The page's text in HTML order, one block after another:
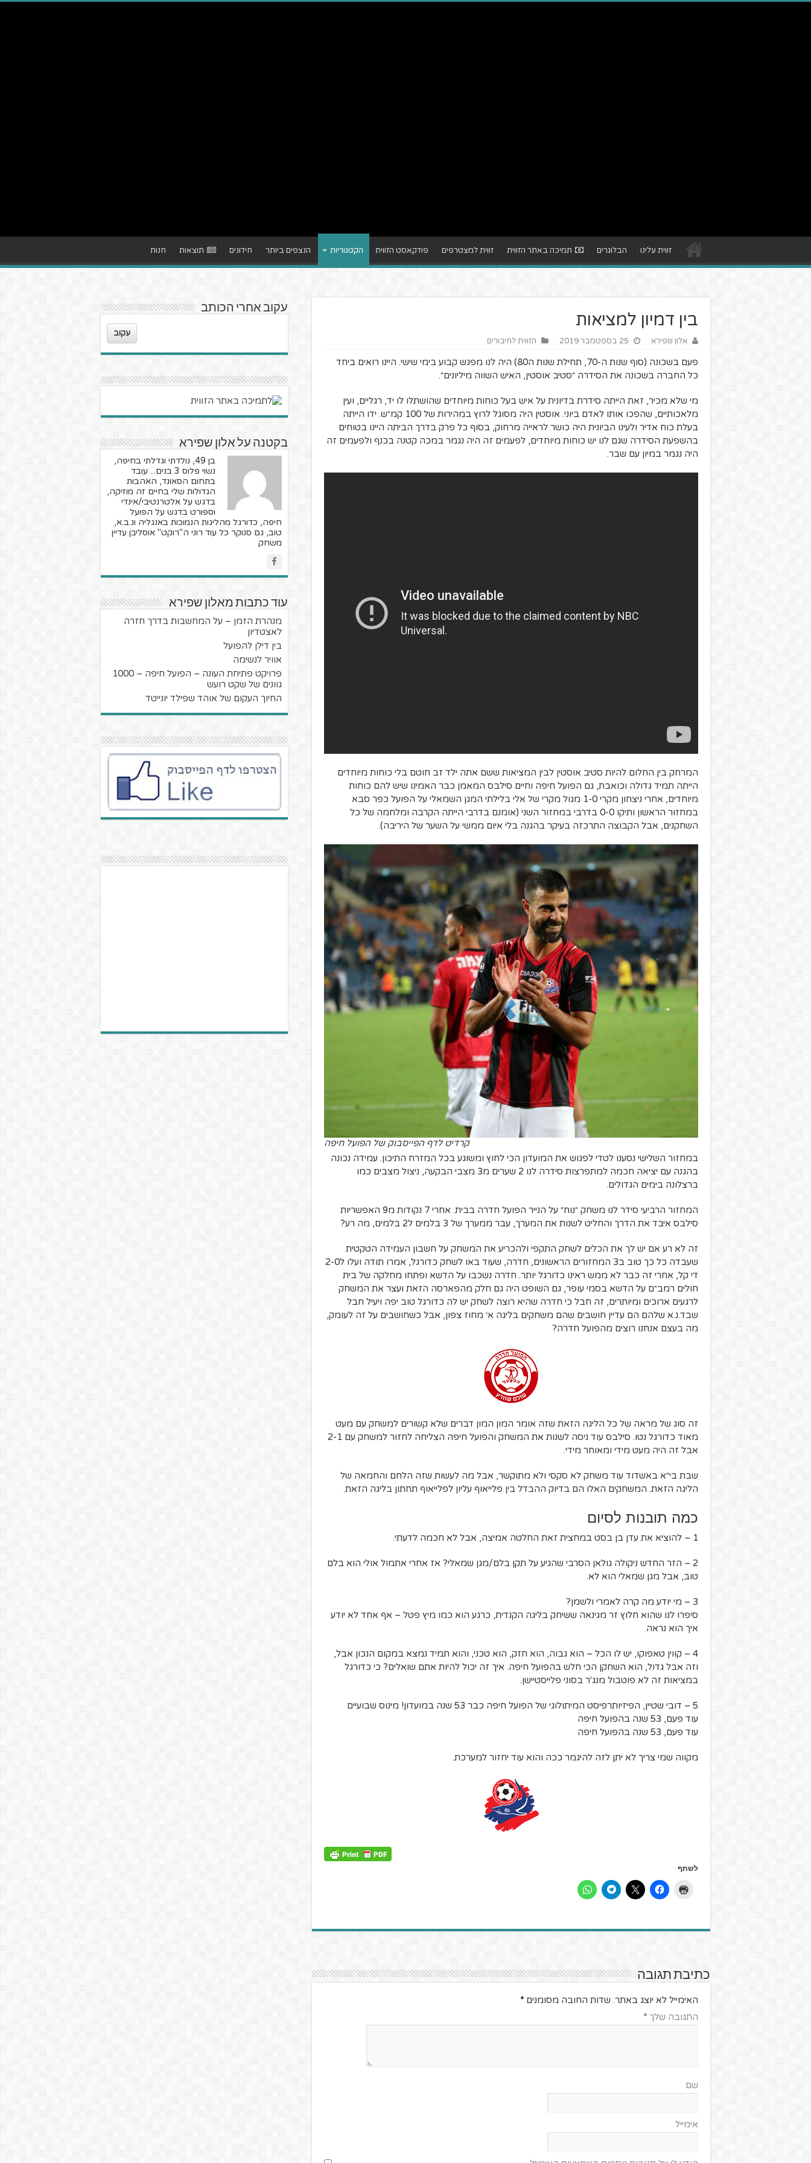
זווית עלינו הבלוגרים תמיכה באתר הזווית זווית למצטרפים פודקאסט הזווית הקטגוריות הנצפים ביותר חידונים תוצאות חנות
בין דמיון למציאות
אלון שפירא 25 בספטמבר 2019 הזווית לחיבורים
פעם בשכונה (סוף שנות ה-70, תחילת שנות ה80) היה לנו מפגש קבוע בימי שישי. היינו רואים ביחד
כל החברה בשכונה את הסידרה ״סטיב אוסטין, האיש השווה מיליונים״.
מי שלא מכיר, זאת הייתה סידרת בדיונית על איש בעל כוחות מיוחדים שהושתלו לו יד, רגליים, ועין
מלאכותיים, שהפכו אותו לאדם ביוני. אוסטין היה מסוגל לרוץ במהירות של 100 קמ״ש. ידו הייתה
בעלת כוח אדיר ולעינו הביונית היה כושר לראייה מרחוק, בסוף כל פרק בדרך הביתה היינו בטוחים
בהשפעת הסידרה שגם לנו יש כוחות מיוחדים, לפעמים זה היה נגמר במכה קטנה בכנף ולפעמים זה
היה נגמר במיון עם שבר.
המרחק בין החלום להיות סטיב אוסטין לבין המציאות ששם אתה ילד זב חוטם בלי כוחות מיוחדים
הייתה תמיד גדולה וכואבת, גם הפועל חיפה וחיים סילבס המאמן כבר האמינו שיש להם כוחות
מיוחדים, אחרי ניצחון מקרי 1-0 מגול מקרי של אלי בלילתי המגן השמאלי על הפועל כפר סבא
במחזור הראשון ותיקו 0-0 בדרבי במחזור השני (אומנם בדרבי הייתה הקרבה ומלחמה של כל
השחקנים, אבל הקבוצה התרכזה בעיקר בהגנה בלי איום ממשי על השער של היריבה).
קרדיט לדף הפייסבוק של הפועל חיפה
במחזור השלישי נסענו לטדי לפגוש את המועדון הכי לחוץ ומשוגע בכל המזרח התיכון. עמידה נכונה
בהגנה עם יציאה חכמה למתפרצות סידרה לנו 2 שערים מ3 מצבי הבקעה, ניצול מצבים כמו
ברצלונה בימים הגדולים.
המחזור הרביעי סידר לנו משחק ״נוח״ על הנייר הפועל חדרה בבית. אחרי 7 נקודות מ9 האפשריות
סילבס איבד את הדרך והחליט לשנות את המערך, עבר ממערך של 3 בלמים ל2 בלמים, מה רע?
זה לא רע אם יש לך את הכלים לשחק התקפי ולהכריע את המשחק על חשבון העמידה הטקטית
שעבדה כל כך טוב ב3 המחזורים הראשונים, חדרה, שעוד באו לשחק כדורגל, אמרו תודה ועלו ל2-0
די קל, אחרי זה כבר לא ממש ראינו כדורגל יותר. חדרה נשכבו על הדשא ופתחו מחלקה של בית
חולים רמב״ם על הדשא בסמי עופר, גם השופט היה גם חלק מהפארסה הזאת ועצר את המשחק
לרגעים ארוכים ומיותרים, זה חבל כי חדרה שהיא רוצה לשחק יש לה כדורגל טוב יפה ויעיל חבל
שבד.נ.א שלהם הם עדיין חושבים שהם משחקים בליגה א׳ מחוז צפון, אבל כשחושבים על זה לעומק,
מה בעצם אנחנו רוצים מהפועל חדרה?
זה סוג של מראה של כל הליגה הזאת שזה אומר המון המון דברים שלא קשורים למשחק עם מעט
מאוד כדורגל נטו. סילבס עוד ניסה לשנות את המשחק והפועל חיפה הצליחה לחזור למשחק עם 2-1
אבל זה היה מעט מידי ומאוחר מידי.
שבת בי״א באשדוד עוד משחק לא סקסי ולא מתוקשר, אבל מה לעשות שזה הלחם והחמאה של
הליגה הזאת. המשחקים האלו הם בדיוק ההבדל בין פלייאוף עליון לפלייאוף תחתון בליגה הזאת.
כמה תובנות לסיום
1 – להוציא את עדן בן בסט במחצית זאת החלטה אמיצה, אבל לא חכמה לדעתי.
2 – הזר החדש ניקולה גולאן הסרבי שהגיע על תקן בלם/מגן שמאלי? אז אחרי אתמול אולי הוא בלם
טוב, אבל מגן שמאלי הוא לא.
3 – מי יודע מה קרה לאמרי ולשמן?
סיפרו לנו שהוא חלוץ זר מגינאה ששיחק בליגה הקנדית, כרגע הוא כמו מיץ פטל – אף אחד לא יודע
איך הוא נראה.
4 – קווין טאפוקו, יש לו הכל – הוא גבוה, הוא חזק, הוא טכני, והוא תמיד נמצא במקום הנכון אבל,
וזה אבל גדול, הוא השחקן הכי חלש בהפועל חיפה. איך זה יכול להיות אתם שואלים? כי כדורגל
במציאות זה לא פוטבול מנג'ר בסוני פלייסטיישן.
5 – דובי שטיין, הפיזיותרפיסט המיתולוגי של הפועל חיפה כבר 53 שנה במועדון! מינוס שבועיים
עוד פעם, 53 שנה בהפועל חיפה
עוד פעם, 53 שנה בהפועל חיפה
מקווה שמי צריך לא יתן לזה להיגמר ככה והוא עוד יחזור למערכת.
לשתף
כתיבת תגובה
האימייל לא יוצג באתר. שדות החובה מסומנים *
התגובה שלך *
שם
אימייל
עקוב אחרי הכותב
עקוב
בקטנה על אלון שפירא
בן 49, נולדתי וגדלתי בחיפה,
נשוי פלוס 3 בנים... עובד
בתחום הסאונד, האהבות
הגדולות שלי בחיים זה מוזיקה,
בדגש על אלטרנטיבי/אינדי
וספורט בדגש על הפועל
חיפה, כדורגל מהליגות הנמוכות באנגליה ונ.ב.א,
טוב, גם סנוקר כל עוד רוני ה"רוקט" אוסליבן עדיין
משחק
עוד כתבות מאלון שפירא
מנהרת הזמן – על המחשבות בדרך חזרה
לאצטדיון
בין דילן להפועל
אוויר לנשימה
פרויקט פתיחת העונה – הפועל חיפה – 1000
גוונים של שקט רועש
החיוך העקום של אוהד שפילד יונייטד